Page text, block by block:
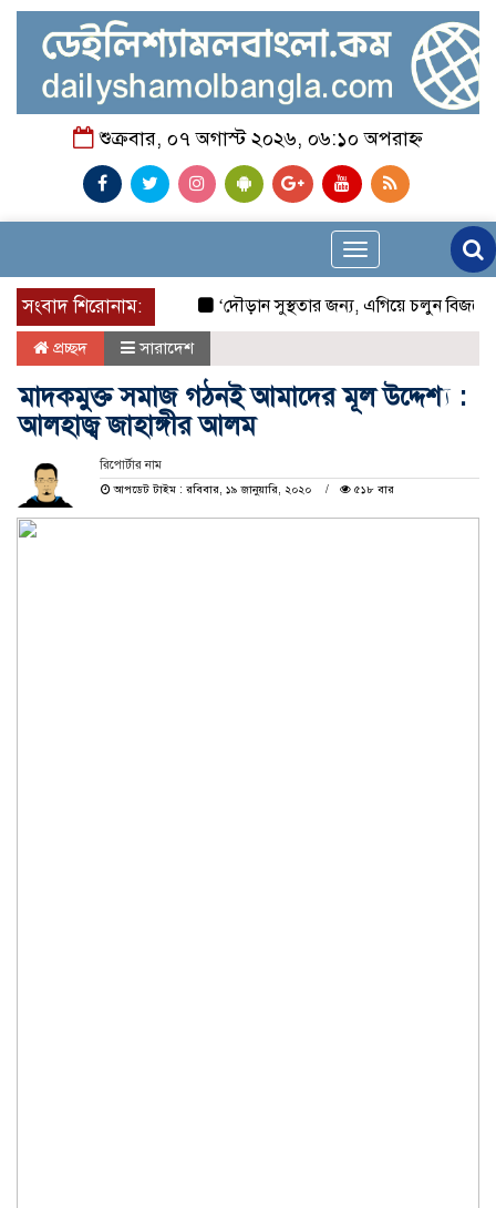
শুক্রবার, ০৭ অগাস্ট ২০২৬, ০৬:১০ অপরাহ্ন
Toggle
navigation
সংবাদ শিরোনাম:
‘দৌড়ান সুস্থতার জন্য, এগিয়ে চলুন বিজয়ের
প্রচ্ছদ সারাদেশ
মাদকমুক্ত সমাজ গঠনই আমাদের মূল উদ্দেশ্য :
আলহাজ্ব জাহাঙ্গীর আলম
রিপোর্টার নাম
আপডেট টাইম : রবিবার, ১৯ জানুয়ারি, ২০২০
৫১৮ বার